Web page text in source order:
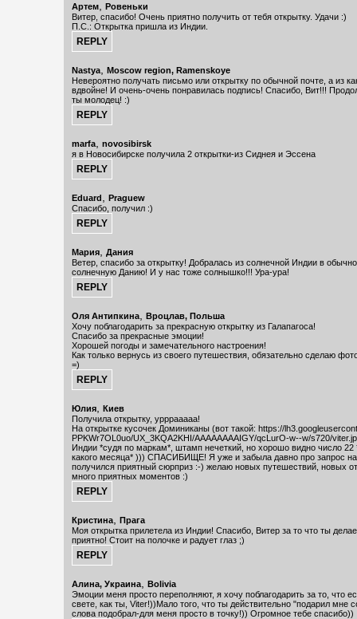
Артем, Ровеньки
Витер, спасибо! Очень приятно получить от тебя открытку. Удачи :)
П.С.: Открытка пришла из Индии.
Nastya, Moscow region, Ramenskoye
Невероятно получать письмо или открытку по обычной почте, а из
вдвойне! И очень-очень понравилась подпись! Спасибо, Вит!!!
ты молодец! :)
marfa, novosibirsk
я в Новосибирске получила 2 открытки-из Сиднея и Эссена
Eduard, Praguew
Спасибо, получил :)
Мария, Дания
Ветер, спасибо за открытку! Добралась из солнечной Индии в
солнечную Данию! И у нас тоже солнышко!!! Ура-ура!
Оля Антипкина, Вроцлав, Польша
Хочу поблагодарить за прекрасную открытку из Галапагоса!
Спасибо за прекрасные эмоции!
Хорошей погоды и замечательного настроения!
Как только вернусь из своего путешествия, обязательно сделаю
=)
Юлия, Киев
Получила открытку, урррааааа!
На открытке кусочек Доминиканы (вот такой: https://
PPKWr7OL0uo/UX_3KQA2KHI/AAAAAAAAIGY/qcLurO-w--w/s720/
Индии *судя по маркам*, штамп нечеткий, но хорошо видно число 22
какого месяца* ))) СПАСИБИЩЕ! Я уже и забыла давно про запрос на
получился приятный сюрприз :-) желаю новых путешествий, новых
много приятных моментов :)
Кристина, Прага
Моя открытка прилетела из Индии! Спасибо, Витер за то что ты
приятно! Стоит на полочке и радует глаз ;)
Алина, Украина, Bolivia
Эмоции меня просто переполняют, я хочу поблагодарить за то, что
свете, как ты, Viter!))Мало того, что ты действительно "подарил мне
слова подобрал-для меня просто в точку!)) Огромное тебе спасибо))